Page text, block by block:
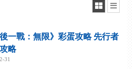
後一戰：無限》彩蛋攻略 先行者
略
31